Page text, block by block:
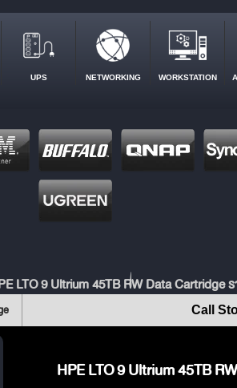
UPS NETWORKING WORKSTATION
LTO 9 Ultrium 45TB RW Data Cartridge
Call
HPE LTO 9 Ultrium 45TB